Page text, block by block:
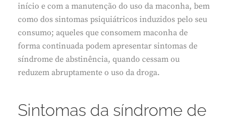
início e com a manutenção do uso da maconha, bem
como dos sintomas psiquiátricos induzidos pelo seu
consumo; aqueles que consomem maconha de
forma continuada podem apresentar sintomas de
síndrome de abstinência, quando cessam ou
reduzem abruptamente o uso da droga.
Sintomas da síndrome de